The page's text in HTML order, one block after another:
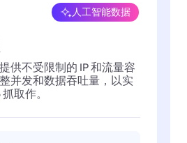
人工智能数据
供不受限制的 IP 和流量容
并发和数据吞吐量，以实
取作。